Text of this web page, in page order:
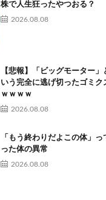
株で人生狂ったやつおる？
2026.08.08
【悲報】「ビッグモーター」
いう完全に逃げ切ったゴミク
ｗｗｗｗ
2026.08.08
「もう終わりだよこの体」っ
った体の異常
2026.08.08